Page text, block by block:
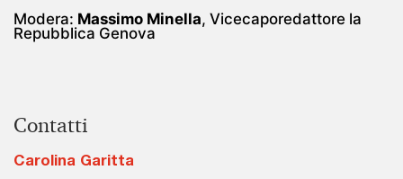
Modera: Massimo Minella, Vicecaporedattore la
Repubblica Genova
Contatti
Carolina Garitta